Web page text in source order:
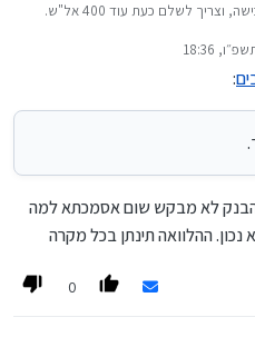
לשלם כעת עוד 400 אל"ש.
עם ריבית של פריים + משהו (שיוצא
(אשראי ברגע או משהו כזה) עם
18:36
ידי
:
הבנק לא מבקש שום אסמכתא למה
ההלוואה תינתן בכל מקרה
0